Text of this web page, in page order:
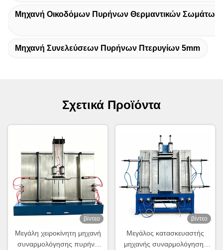
Μηχανή Οικοδόμων Πυρήνων Θερμαντικών Σωμάτων
Μηχανή Συνελεύσεων Πυρήνων Πτερυγίων 5mm
Σχετικά Προϊόντα
βίντεο
Μεγάλη χειροκίνητη μηχανή
συναρμολόγησης πυρήνα
βίντεο
Μεγάλος κατασκευαστής
μηχανής συναρμολόγησης